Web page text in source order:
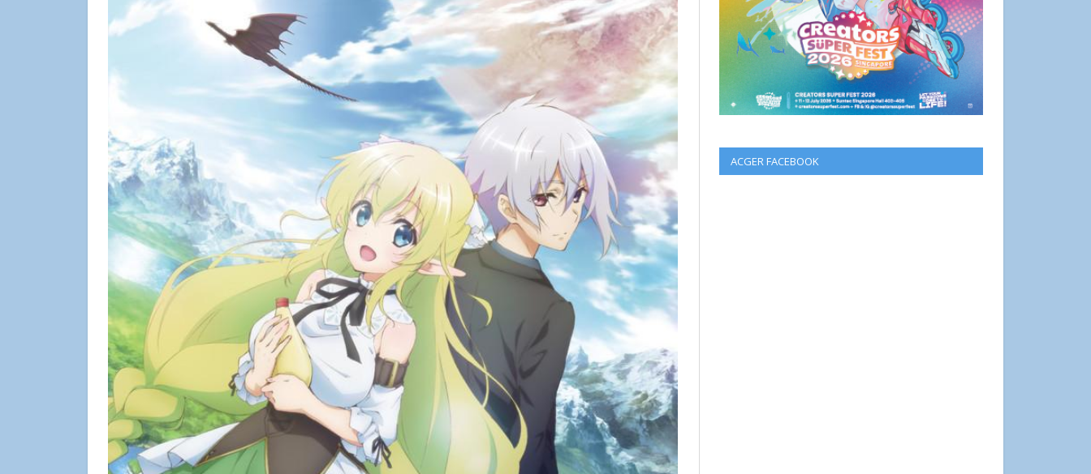
ACGER FACEBOOK